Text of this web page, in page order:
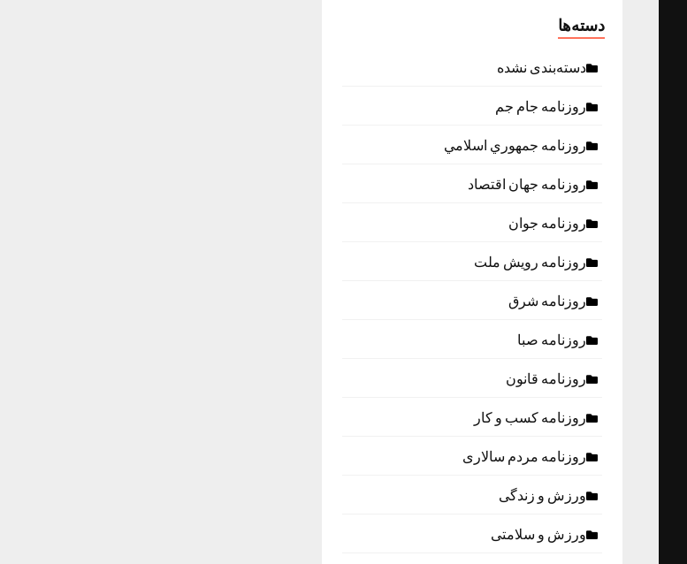
دسته‌ها
دسته‌بندی نشده
روزنامه جام جم
روزنامه جمهوري اسلامي
روزنامه جهان اقتصاد
روزنامه جوان
روزنامه رویش ملت
روزنامه شرق
روزنامه صبا
روزنامه قانون
روزنامه كسب و كار
روزنامه مردم سالاری
ورزش و زندگی
ورزش و سلامتی